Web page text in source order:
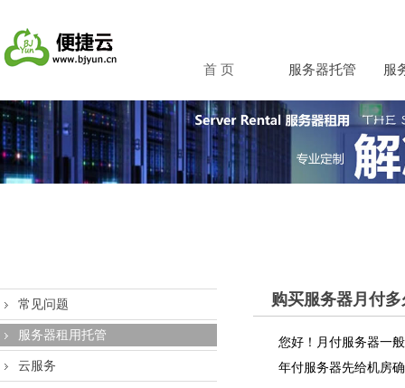
首 页 服务器托管 服
常见问题
服务器租用托管
云服务
购买服务器月付
您好！月付服务器一
年付服务器先给机房